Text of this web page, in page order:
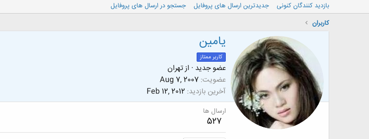
بازدید کنندگان کنونی جدیدترین ارسال های پروفایل
جستجو در ارسال های پروفایل
کاربران
يامين
کاربر ممتاز
عضو جدید · ازتهران
عضویت Aug 7, 2007
آخرین بازدید Feb 12, 2012
ارسال ها
527